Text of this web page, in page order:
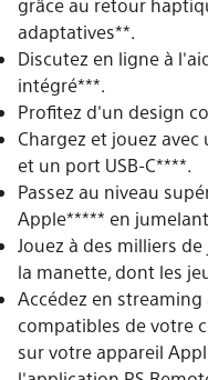
grâce au retour
adaptatives**.
Discutez en ligne à
intégré***.
Profitez d'un design
Chargez et jouez
et un port USB-C****.
Passez au niveau
Apple***** en
Jouez à des milliers
la manette, dont les
Accédez en streaming
compatibles de votre
sur votre appareil